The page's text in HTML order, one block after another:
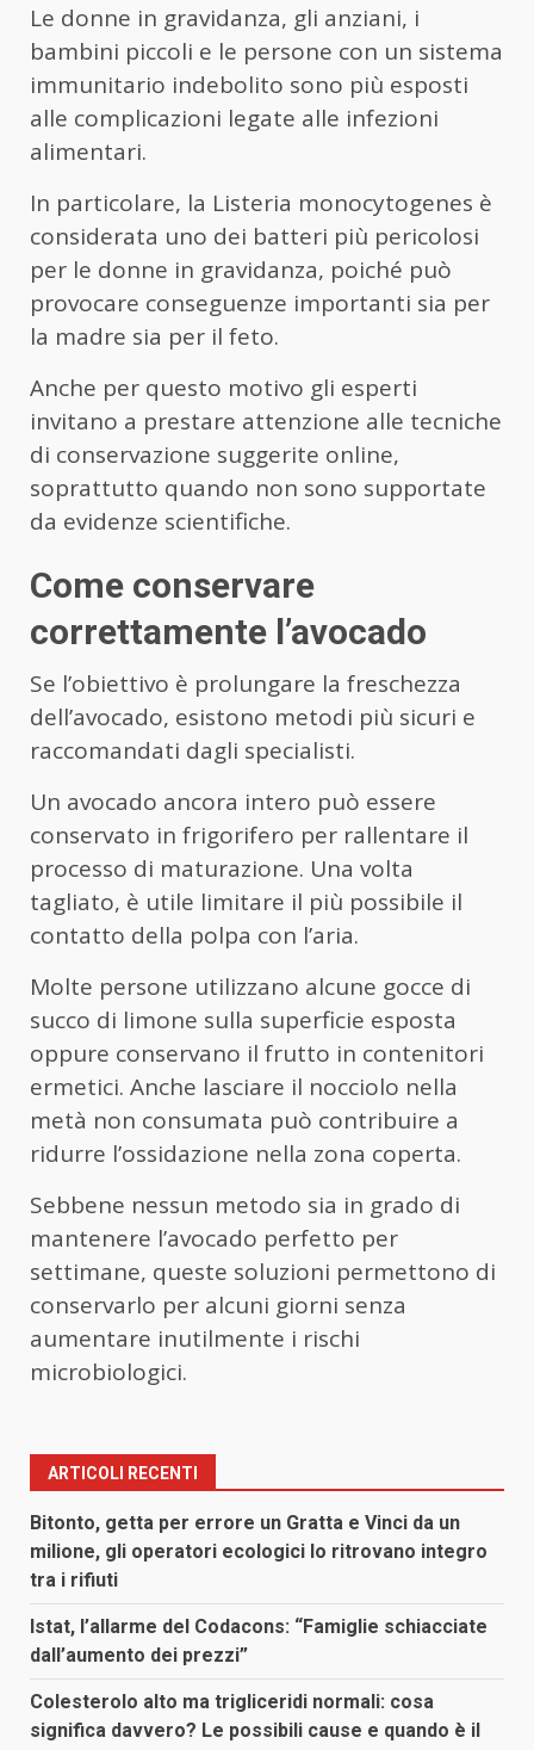
Le donne in gravidanza, gli anziani, i
bambini piccoli e le persone con un sistema
immunitario indebolito sono più esposti
alle complicazioni legate alle infezioni
alimentari.
In particolare, la Listeria monocytogenes è
considerata uno dei batteri più pericolosi
per le donne in gravidanza, poiché può
provocare conseguenze importanti sia per
la madre sia per il feto.
Anche per questo motivo gli esperti
invitano a prestare attenzione alle tecniche
di conservazione suggerite online,
soprattutto quando non sono supportate
da evidenze scientifiche.
Come conservare
correttamente l’avocado
Se l’obiettivo è prolungare la freschezza
dell’avocado, esistono metodi più sicuri e
raccomandati dagli specialisti.
Un avocado ancora intero può essere
conservato in frigorifero per rallentare il
processo di maturazione. Una volta
tagliato, è utile limitare il più possibile il
contatto della polpa con l’aria.
Molte persone utilizzano alcune gocce di
succo di limone sulla superficie esposta
oppure conservano il frutto in contenitori
ermetici. Anche lasciare il nocciolo nella
metà non consumata può contribuire a
ridurre l’ossidazione nella zona coperta.
Sebbene nessun metodo sia in grado di
mantenere l’avocado perfetto per
settimane, queste soluzioni permettono di
conservarlo per alcuni giorni senza
aumentare inutilmente i rischi
microbiologici.
ARTICOLI RECENTI
Bitonto, getta per errore un Gratta e Vinci da un
milione, gli operatori ecologici lo ritrovano integro
tra i rifiuti
Istat, l’allarme del Codacons: “Famiglie schiacciate
dall’aumento dei prezzi”
Colesterolo alto ma trigliceridi normali: cosa
significa davvero? Le possibili cause e quando è il